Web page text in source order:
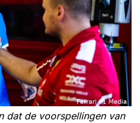
dat de voorspellingen van